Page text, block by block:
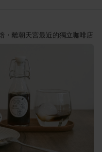
・離朝天宮最近的獨立咖啡店